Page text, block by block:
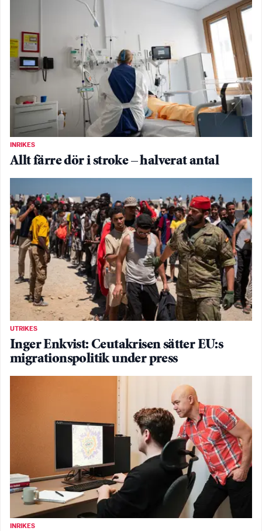
INRIKES
Allt färre dör i stroke – halverat antal
UTRIKES
Inger Enkvist: Ceutakrisen sätter EU:s
migrationspolitik under press
INRIKES